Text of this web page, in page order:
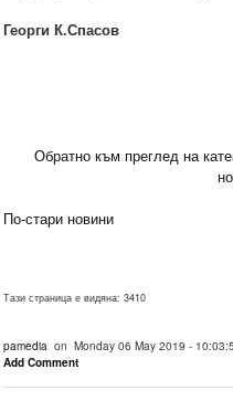
Георги К.Спасов
Обратно към преглед на
По-стари новини
Тази страница е видяна: 3410
pamedia on Monday 06 May 2019 -
Add Comment